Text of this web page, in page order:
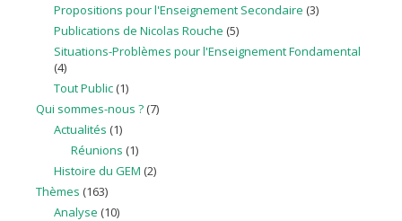
Propositions pour l'Enseignement Secondaire (3)
Publications de Nicolas Rouche (5)
Situations-Problèmes pour l'Enseignement Fondamental
(4)
Tout Public(1)
Qui sommes-nous ? (7)
Actualités (1)
Réunions (1)
Histoire du GEM (2)
Thèmes (163)
Analyse (10)